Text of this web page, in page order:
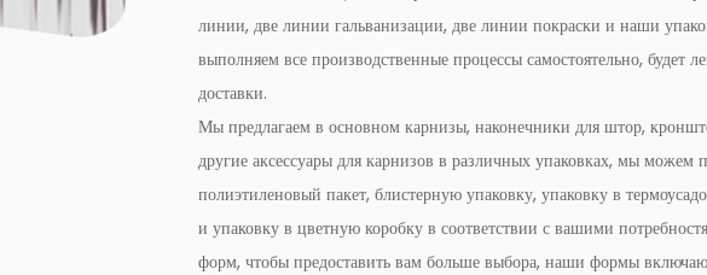
линии, две линии гальванизации, две линии покраски и наши
выполняем все производственные процессы самостоятельно, будет
доставки.
Мы предлагаем в основном карнизы, наконечники для штор,
другие аксессуары для карнизов в различных упаковках, мы можем
полиэтиленовый пакет, блистерную упаковку, упаковку в
и упаковку в цветную коробку в соответствии с вашими
форм, чтобы предоставить вам больше выбора, наши формы